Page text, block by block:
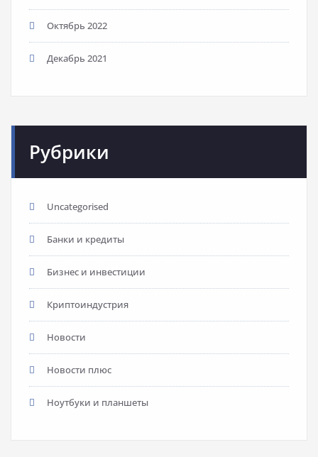
Октябрь 2022
Декабрь 2021
Рубрики
Uncategorised
Банки и кредиты
Бизнес и инвестиции
Криптоиндустрия
Новости
Новости плюс
Ноутбуки и планшеты